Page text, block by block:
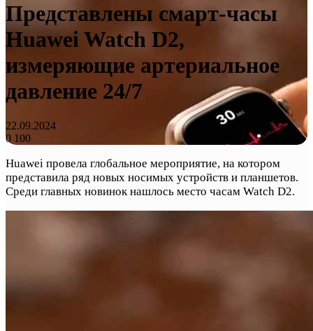
Представлены смарт-часы
Huawei Watch D2,
измеряющие артериальное
давление 24/7
22.09.2024
0 100
Huawei провела глобальное мероприятие, на котором
представила ряд новых носимых устройств и планшетов.
Среди главных новинок нашлось место часам Watch D2.